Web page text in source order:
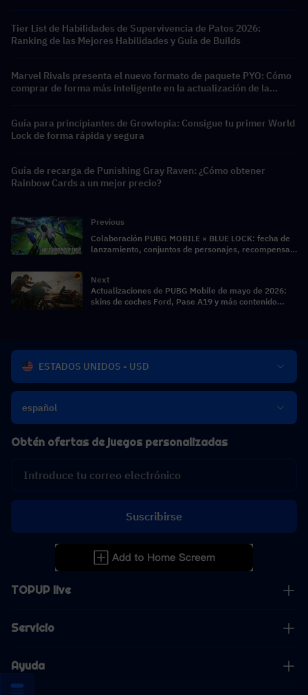
Tier List de Habilidades de Supervivencia de Patos 2026:
Ranking de las Mejores Habilidades y Guía de Builds
Marvel Rivals presenta el nuevo formato de paquete PYO: Cómo
comprar de forma más inteligente en la actualización de la
Guía para principiantes de Growtopia: Consigue tu primer World
Lock de forma rápida y segura
Guía de recarga de Punishing Gray Raven: ¿Cómo obtener
Rainbow Cards a un mejor precio?
Previous
Colaboración PUBG MOBILE × BLUE LOCK: fecha de
lanzamiento, conjuntos de personajes, recompensas
Next
Actualizaciones de PUBG Mobile de mayo de 2026:
skins de coches Ford, Pase A19 y más contenido
ESTADOS UNIDOS - USD
español
TOPUP live
Servicio
Ayuda
Obtén ofertas de juegos personalizadas
Suscribirse